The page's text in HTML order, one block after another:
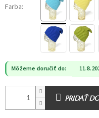
Farba:
Môžeme doručiť do:
PRIDAŤ